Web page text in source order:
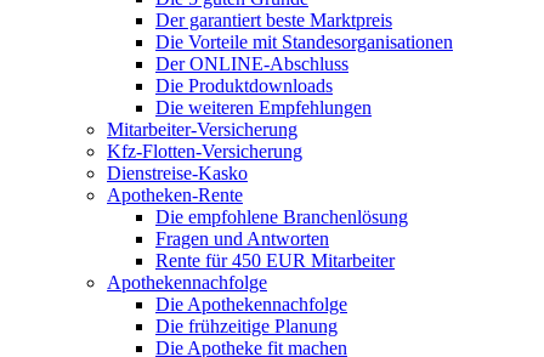
Der garantiert beste Marktpreis
Die Vorteile mit Standesorganisationen
Der ONLINE-Abschluss
Die Produktdownloads
Die weiteren Empfehlungen
Mitarbeiter-Versicherung
Kfz-Flotten-Versicherung
Dienstreise-Kasko
Apotheken-Rente
Die empfohlene Branchenlösung
Fragen und Antworten
Rente für 450 EUR Mitarbeiter
Apothekennachfolge
Die Apothekennachfolge
Die frühzeitige Planung
Die Apotheke fit machen